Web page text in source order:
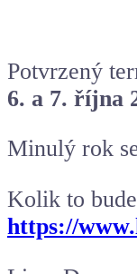
Potvrzený
6. a 7. října
Minulý rok
Kolik to
https://